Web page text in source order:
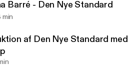
Barré - Den Nye Standard
min
af Den Nye Standard med